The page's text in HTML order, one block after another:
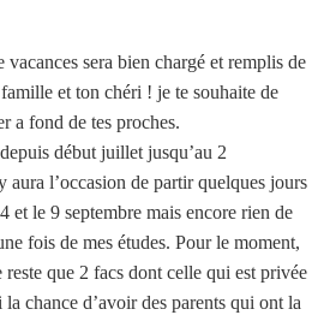
sera bien chargé et remplis de
et ton chéri ! je te souhaite de
a fond de tes proches.
début juillet jusqu’au 2
aura l’occasion de partir quelques jours
et le 9 septembre mais encore rien de
fois de mes études. Pour le moment,
que 2 facs dont celle qui est privée
chance d’avoir des parents qui ont la